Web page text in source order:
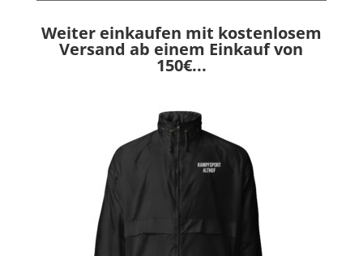
Weiter einkaufen mit kostenlosem
Versand ab einem Einkauf von
150€...